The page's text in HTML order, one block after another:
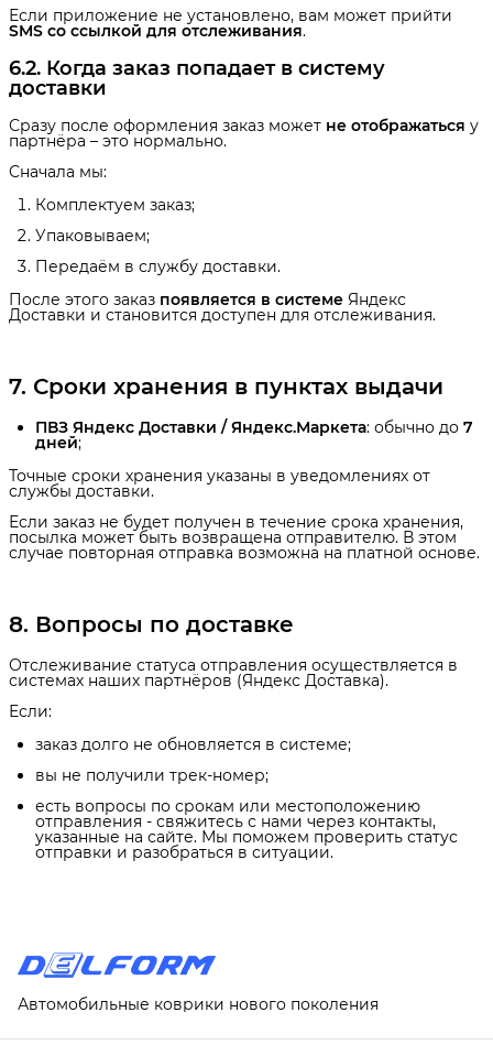
Если приложение не установлено, вам может прийти
SMS со ссылкой для отслеживания.
6.2. Когда заказ попадает в систему
доставки
Сразу после оформления заказ может не отображаться у
партнёра – это нормально.
Сначала мы:
Комплектуем заказ;
Упаковываем;
Передаём в службу доставки.
После этого заказ появляется в системе Яндекс
Доставки и становится доступен для отслеживания.
7. Сроки хранения в пунктах выдачи
ПВЗ Яндекс Доставки / Яндекс.Маркета: обычно до 7
дней;
Точные сроки хранения указаны в уведомлениях от
службы доставки.
Если заказ не будет получен в течение срока хранения,
посылка может быть возвращена отправителю. В этом
случае повторная отправка возможна на платной основе.
8. Вопросы по доставке
Отслеживание статуса отправления осуществляется в
системах наших партнёров (Яндекс Доставка).
Если:
заказ долго не обновляется в системе;
вы не получили трек-номер;
есть вопросы по срокам или местоположению
отправления - свяжитесь с нами через контакты,
указанные на сайте. Мы поможем проверить статус
отправки и разобраться в ситуации.
Автомобильные коврики нового поколения